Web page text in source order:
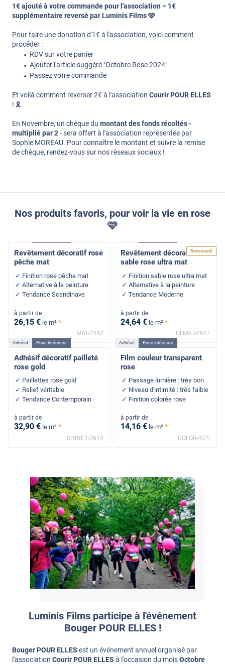
1€ ajouté à votre commande pour l'association = 1€
supplémentaire reversé par Luminis Films 🩷
Pour faire une donation d'1€ à l'association, voici comment
procéder :
RDV sur votre panier
Ajouter l'article suggéré "Octobre Rose 2024"
Passez votre commande
Et voilà comment reverser 2€ à l'association Courir POUR ELLES
! 🎗️
En Novembre, un chèque du montant des fonds récoltés -
multiplié par 2- sera offert à l'association représentée par
Sophie MOREAU. Pour connaître le montant et suivre la remise
de chèque, rendez-vous sur nos réseaux sociaux !
Nos produits favoris, pour voir la vie en rose
🩷
Revêtement décoratif rose
pêche mat
Finition rose pêche mat
Alternative à la peinture
Tendance Scandinave
à partir de
26,15 € le m² *
MAT-2342
Nouveauté
Revêtement décoratif
sable rose ultra mat
Finition sable rose ultra mat
Alternative à la peinture
Tendance Moderne
à partir de
24,64 € le m² *
ULMAT-2847
Adhésif Pose Intérieure
Adhésif décoratif pailleté
rose gold
Paillettes rose gold
Relief véritable
Tendance Contemporain
à partir de
32,90 € le m² *
SHINE2-2614
Adhésif Pose Intérieure
Film couleur transparent
rose
Passage lumière : très bon
Niveau d'intimité : très faible
Finition colorée rose
à partir de
14,16 € le m² *
COLOR-407i
Luminis Films participe à l'événement
Bouger POUR ELLES !
Bouger POUR ELLES est un événement annuel organisé par
l'association Courir POUR ELLES à l'occasion du moisOctobre